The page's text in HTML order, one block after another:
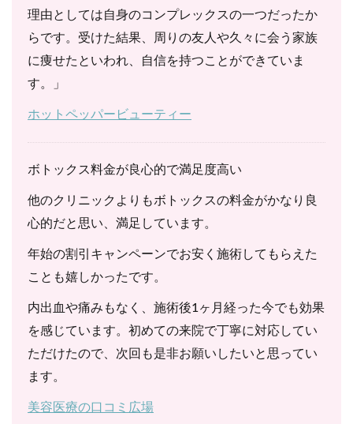
理由としては自身のコンプレックスの一つだったか
らです。受けた結果、周りの友人や久々に会う家族
に痩せたといわれ、自信を持つことができていま
す。」
ホットペッパービューティー
ボトックス料金が良心的で満足度高い
他のクリニックよりもボトックスの料金がかなり良
心的だと思い、満足しています。
年始の割引キャンペーンでお安く施術してもらえた
ことも嬉しかったです。
内出血や痛みもなく、施術後1ヶ月経った今でも効果
を感じています。初めての来院で丁寧に対応してい
ただけたので、次回も是非お願いしたいと思ってい
ます。
美容医療の口コミ広場